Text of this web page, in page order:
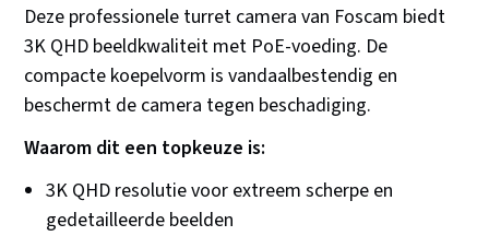
Deze professionele turret camera van Foscam biedt
3K QHD beeldkwaliteit met PoE-voeding. De
compacte koepelvorm is vandaalbestendig en
beschermt de camera tegen beschadiging.
Waarom dit een topkeuze is:
3K QHD resolutie voor extreem scherpe en
gedetailleerde beelden